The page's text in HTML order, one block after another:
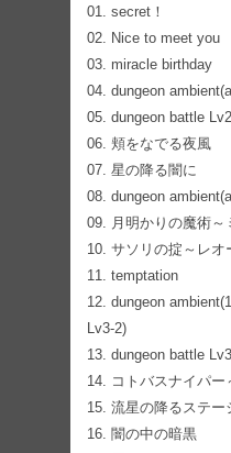
01. secret！
02. Nice to meet you
03. miracle birthday
04. dungeon
05. dungeon battle Lv2
06. 頬をなでる夜風
07. 星の降る闇に
08. dungeon
09. 月明かりの魔術～
10. サソリの掟～レオ
11. temptation
12. dungeon
Lv3-2)
13. dungeon battle Lv3
14. コトバスナイパー
15. 流星の降るステー
16. 闇の中の暗黒